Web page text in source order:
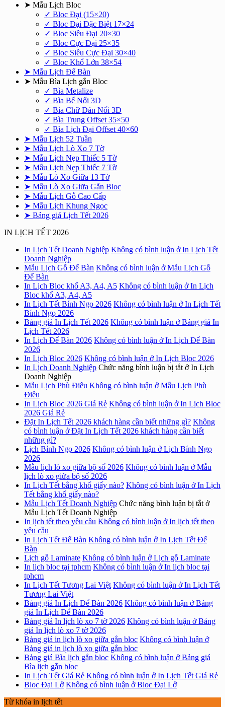
➤ Mẫu Lịch Bloc
✓ Bloc Đại (15×20)
✓ Bloc Đại Đặc Biệt 17×24
✓ Bloc Siêu Đại 20×30
✓ Bloc Cực Đại 25×35
✓ Bloc Siêu Cực Đại 30×40
✓ Bloc Khổ Lớn 38×54
➤ Mẫu Lịch Để Bàn
➤ Mẫu Bìa Lịch gắn Bloc
✓ Bìa Metalize
✓ Bìa Bế Nổi 3D
✓ Bìa Chữ Dán Nổi 3D
✓ Bìa Trung Offset 35×50
✓ Bìa Lịch Đại Offset 40×60
➤ Mẫu Lịch 52 Tuần
➤ Mẫu Lịch Lò Xo 7 Tờ
➤ Mẫu Lịch Nẹp Thiếc 5 Tờ
➤ Mẫu Lịch Nẹp Thiếc 7 Tờ
➤ Mẫu Lò Xo Giữa 13 Tờ
➤ Mẫu Lò Xo Giữa Gắn Bloc
➤ Mẫu Lịch Gỗ Cao Cấp
➤ Mẫu Lịch Khung Ngọc
➤ Bảng giá Lịch Tết 2026
IN LỊCH TẾT 2026
In Lịch Tết Doanh Nghiệp Không có bình luận ở In Lịch Tết
Doanh Nghiệp
Mẫu Lịch Gỗ Để Bàn Không có bình luận ở Mẫu Lịch Gỗ
Để Bàn
In Lịch Bloc khổ A3, A4, A5 Không có bình luận ở In Lịch
Bloc khổ A3, A4, A5
In Lịch Tết Bính Ngọ 2026 Không có bình luận ở In Lịch Tết
Bính Ngọ 2026
Bảng giá In Lịch Tết 2026 Không có bình luận ở Bảng giá In
Lịch Tết 2026
In Lịch Để Bàn 2026 Không có bình luận ở In Lịch Để Bàn
2026
In Lịch Bloc 2026 Không có bình luận ở In Lịch Bloc 2026
In Lịch Doanh Nghiệp Chức năng bình luận bị tắtở In Lịch
Doanh Nghiệp
Mẫu Lịch Phù Điêu Không có bình luận ở Mẫu Lịch Phù
Điêu
In Lịch Bloc 2026 Giá Rẻ Không có bình luận ở In Lịch Bloc
2026 Giá Rẻ
Đặt In Lịch Tết 2026 khách hàng cần biết những gì? Không
có bình luận ở Đặt In Lịch Tết 2026 khách hàng cần biết
những gì?
Lịch Bính Ngọ 2026 Không có bình luận ở Lịch Bính Ngọ
2026
Mẫu lịch lò xo giữa bộ số 2026 Không có bình luận ở Mẫu
lịch lò xo giữa bộ số 2026
In Lịch Tết bằng khổ giấy nào? Không có bình luận ở In Lịch
Tết bằng khổ giấy nào?
Mẫu Lịch Tết Doanh Nghiệp Chức năng bình luận bị tắtở
Mẫu Lịch Tết Doanh Nghiệp
In lịch tết theo yêu cầu Không có bình luận ở In lịch tết theo
yêu cầu
In Lịch Tết Để Bàn Không có bình luận ở In Lịch Tết Để
Bàn
Lịch gỗ Laminate Không có bình luận ở Lịch gỗ Laminate
In lịch bloc tại tphcm Không có bình luận ở In lịch bloc tại
tphcm
In Lịch Tết Tương Lai Việt Không có bình luận ở In Lịch Tết
Tương Lai Việt
Bảng giá In Lịch Để Bàn 2026 Không có bình luận ở Bảng
giá In Lịch Để Bàn 2026
Bảng giá In lịch lò xo 7 tờ 2026 Không có bình luận ở Bảng
giá In lịch lò xo 7 tờ 2026
Bảng giá in lịch lò xo giữa gắn bloc Không có bình luận ở
Bảng giá in lịch lò xo giữa gắn bloc
Bảng giá Bìa lịch gắn bloc Không có bình luận ở Bảng giá
Bìa lịch gắn bloc
In Lịch Tết Giá Rẻ Không có bình luận ở In Lịch Tết Giá Rẻ
Bloc Đại Lở Không có bình luận ở Bloc Đại Lở
Từ khóa in lịch tết